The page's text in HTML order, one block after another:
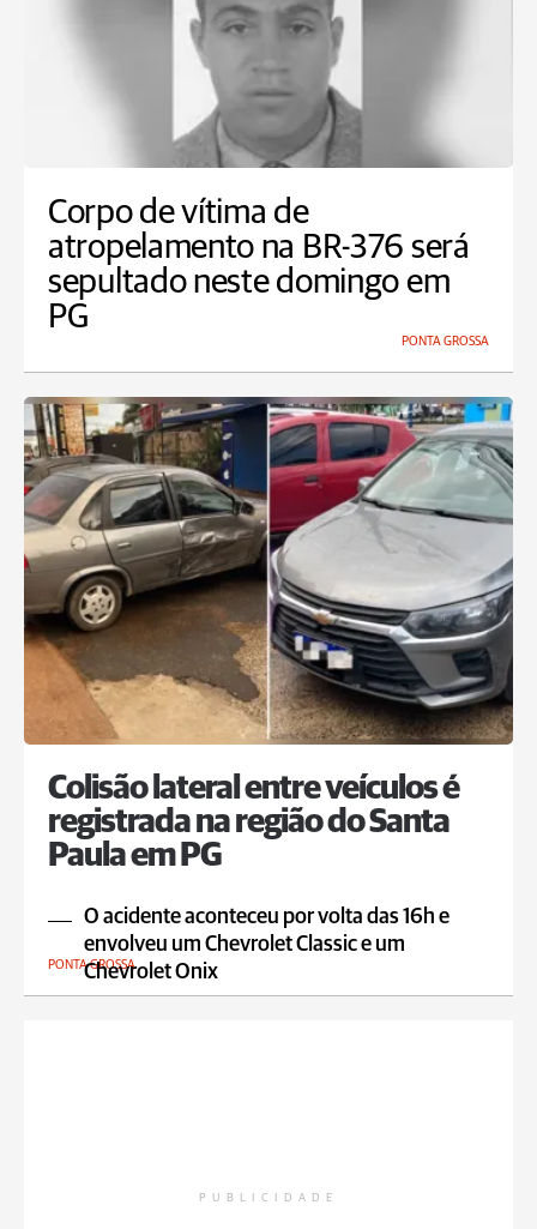
Corpo de vítima de
atropelamento na BR-376 será
sepultado neste domingo em
PG
PONTA GROSSA
Colisão lateral entre veículos é
registrada na região do Santa
Paula em PG
O acidente aconteceu por volta das 16h e
envolveu um Chevrolet Classic e um
Chevrolet Onix
PONTA GROSSA
PUBLICIDADE